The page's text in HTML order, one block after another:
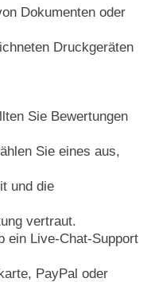
Dokumenten oder
Druckgeräten
Sie Bewertungen
Sie eines aus,
und die
vertraut.
ein Live-Chat-Support
PayPal oder